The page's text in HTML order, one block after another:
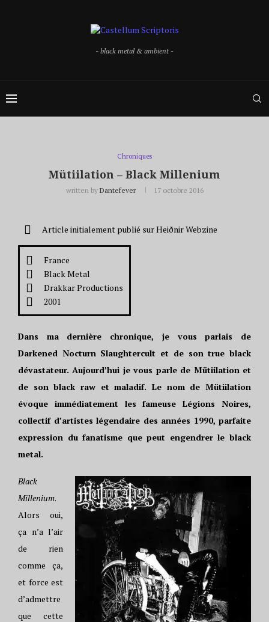
- black metal & ambient -
Chroniques
Mütiilation – Black Millenium
written by Dantefever 17 octobre 2016
Article initialement publié sur Heiðnir Webzine
France
Black Metal
Drakkar Productions
2001
Dans ma dernière chronique, je vous parlais de
Darkened Nocturn Slaughtercult et de son true black
dévastateur. Aujourd’hui je vous parle de Mütiilation et
de son black raw et maladif. Le nom de Mütiilation
évoque immédiatement les fameuse Légions Noires,
collectif d’artistes légendaire des années 1990, parfaite
expression du fanatisme que peut engendrer le black
metal.
Black
Millenium.
Alors oui,
ça n’a l’air
de rien
comme ça,
et force est
d’admettre
que cette